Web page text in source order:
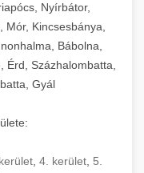
Nyírbátor,
Kincsesbánya,
Bábolna,
Érd, Százhalombatta,
Gyál
4. kerület 5.